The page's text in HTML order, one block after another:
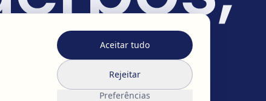
Aceitar tudo
Rejeitar
Preferências